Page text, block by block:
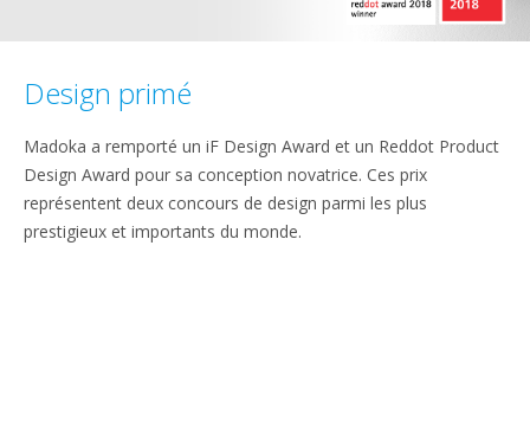
Design primé
Madoka a remporté un iF Design Award et un Reddot Product
Design Award pour sa conception novatrice. Ces prix
représentent deux concours de design parmi les plus
prestigieux et importants du monde.